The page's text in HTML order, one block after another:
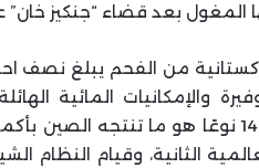
بعد قضاء “جنكيز خان” على
من الفحم يبلغ نصف
المعادن من أصل 148 نوعًا هو ما
الثانية، وقيام